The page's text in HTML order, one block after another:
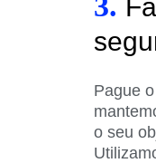
Pague
o seu